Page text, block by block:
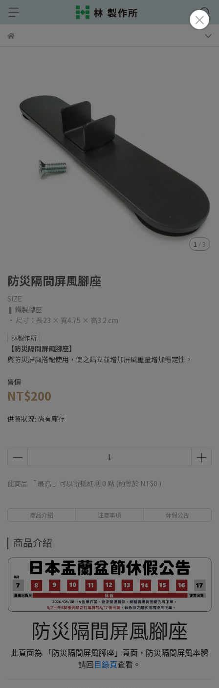
1 / 3
防災隔間屏風腳座
SIZE
❚ 鐵製腳座
• 尺寸：長23 × 寬4.75 × 高3.2 cm
林製作所
【防災隔間屏風腳座】
與防災屏風搭配使用，使之站立並增加屏風重量增加穩定性。
售價
NT$200
供貨狀況: 尚有庫存
此商品 「 最高 」可以折抵紅利 0 點 (約等於 NT$0 )
商品介紹 注意事項 休假公告
商品介紹
防災隔間屏風腳座
此頁面為 「防災隔間屏風腳座」頁面，防災隔間屏風本體
請回 目錄頁查看。